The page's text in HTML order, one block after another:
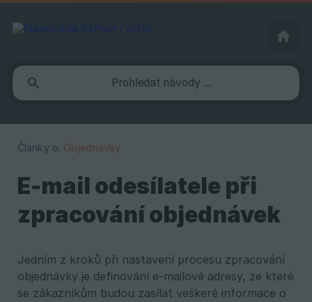
Články o: Objednávky
E-mail odesílatele při
zpracování objednávek
Jedním z kroků při nastavení procesu zpracování
objednávky je definování e-mailové adresy, ze které
se zákazníkům budou zasílat veškeré informace o